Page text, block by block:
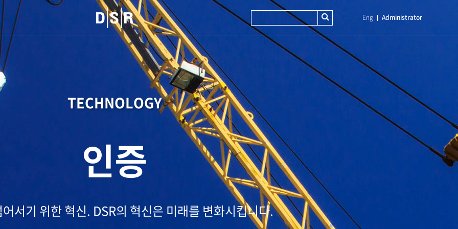
Eng Administrator
TECHNOLOGY
인증
서기 위한 혁신. DSR의 혁신은 미래를 변화시킵니다.